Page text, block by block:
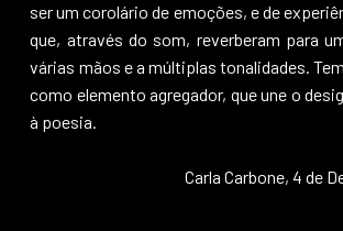
ser um corolário de emoções, e de
que, através do som, reverberam para
várias mãos e a múltiplas tonalidades.
como elemento agregador, que une o
à poesia.
Carla Carbone, 4 de